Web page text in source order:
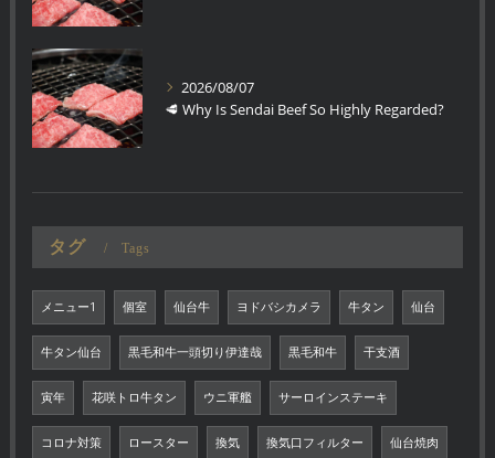
2026/08/07
🥩 Why Is Sendai Beef So Highly Regarded?
タグ Tags
メニュー1 個室 仙台牛 ヨドバシカメラ 牛タン 仙台
牛タン仙台 黒毛和牛一頭切り伊達哉 黒毛和牛 干支酒
寅年 花咲トロ牛タン ウニ軍艦 サーロインステーキ
コロナ対策 ロースター 換気 換気口フィルター 仙台焼肉